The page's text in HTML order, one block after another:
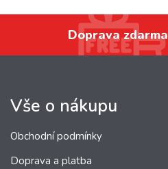
Doprava zdarma
Vše o nákupu
Obchodní podmínky
Doprava a platba